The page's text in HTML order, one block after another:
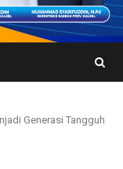
Generasi Tangguh